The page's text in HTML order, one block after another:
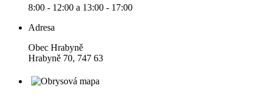
8:00 - 12:00 a 13:00 - 17:00
Adresa
Obec Hrabyně
Hrabyně 70, 747 63